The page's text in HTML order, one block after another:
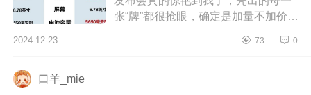
张“牌”都很抢眼，确定是加量不加价无
magic6和magic7选哪个？荣耀
2024-12-23 73 0
口羊_mie